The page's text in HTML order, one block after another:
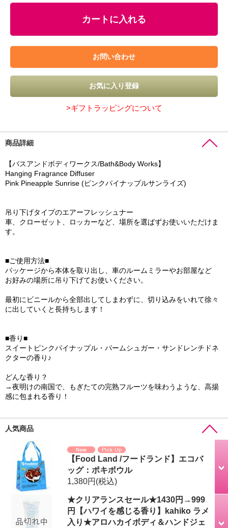
>ギフトラッピングについて
商品詳細
【バスアンドボディワークス/Bath&Body Works】
Hanging Fragrance Diffuser
Pink Pineapple Sunrise (ピンクパイナップルサンライズ)
吊り下げタイプのエアーフレッシュナー
車、クローゼット、ロッカーなど、場所を選ばずお使いいただけま
す。
■ご使用方法■
パッケージから本体を取り出し、車のルームミラーやお部屋など
お好みの場所に吊り下げてお使いください。
最初にビニールから全部出してしまわずに、切り込みをいれて徐々
に出していくと長持ちします！
■香り■
スイートピンクパイナップル・パームシュガー・サンドレンチドネ
クターの香り♪
どんな香り？
→夜明けの南国で、もぎたての完熟フルーツを味わうような、高揚
感に包まれる香り！
人気商品
【Food Land /フードランド】エコバ
ッグ：ポキボウル
1,380円(税込)
★クリアランスセール★1430円→999
円【ハワイを感じる香り】kahiko ラメ
入り★アロハカイボディ＆ハンドジェ